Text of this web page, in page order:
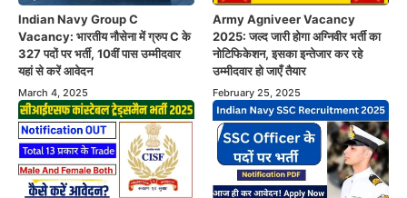
Indian Navy Group C
Vacancy: भारतीय नौसेना में ग्रुप C के
327 पदों पर भर्ती, 10वीं पास उम्मीदवार
यहां से करें आवेदन
March 4, 2025
Army Agniveer Vacancy
2025: जल्द जारी होगा अग्निवीर भर्ती का
नोटिफिकेशन, इसका इन्तेजार कर रहे
उम्मीदवार हो जाएँ तैयार
February 25, 2025